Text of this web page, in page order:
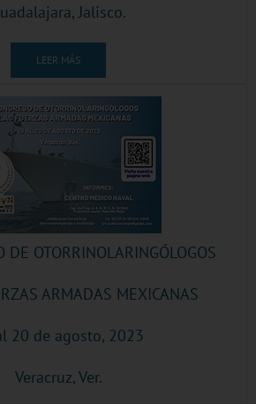
Jalisco.
LEER MÁS
DE OTORRINOLARINGÓLOGOS
ARMADAS MEXICANAS
20 de agosto, 2023
Veracruz, Ver.